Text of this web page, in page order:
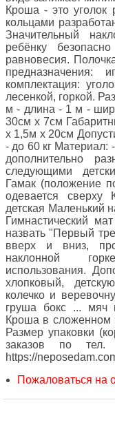
Кроша - это уголок
кольцами
Значительный
ребёнку
равновесия.
предназначения:
комплектация:
лесенкой, горкой.
м - длина - 1 м -
30см х 7см
х 1,5м х 20см
- до 60 кг Материал:
дополнительно
следующими
Гамак (положение
одевается сверху
детская Маленький
Гимнастический
назвать "Первый
вверх и вниз,
наклонной
использования.
хлопковый,
колечко и
груша бокс ... мяч
Кроша в сложенном
Размер упаковки
заказов по
https://
Пожаловаться на